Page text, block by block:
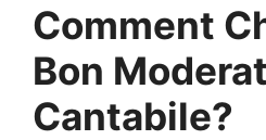
Comment
Bon
Cantabile?